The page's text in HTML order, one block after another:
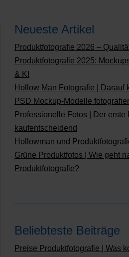
Neueste Artikel
Produktfotografie 2026 –
Produktfotografie 2025:
& KI
Hollow Man Fotografie | Darauf
PSD Mockup-Modelle
Professionelle Fotos | Der erste
kaufentscheidend
Hollowman und
Grüne Produktfotos | Wie geht
Produktfotografie?
Beliebteste Beiträge
Preise Produktfotografie | Was